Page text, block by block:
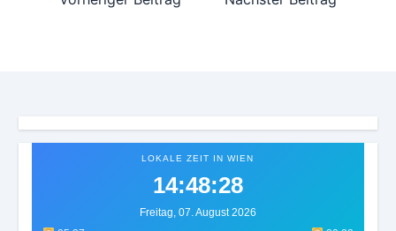
LOKALE ZEIT IN WIEN
14:48:30
Freitag, 07. August 2026